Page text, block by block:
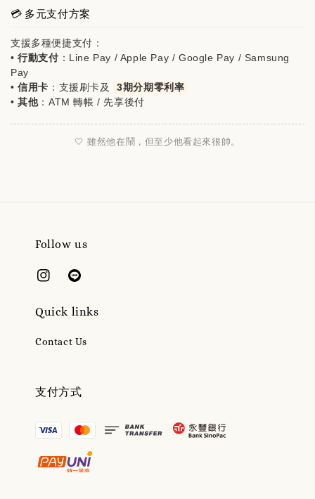
💳 多元支付方案
支援多種便捷支付：
•行動支付 ：Line Pay / Apple Pay / Google Pay / Samsung
Pay
•信用卡 ：支援刷卡及
3期分期零利率
•其他：ATM 轉帳 / 先享後付
🤍 雖然他在鬧，但至少他看起來很帥。
Follow us
Quick links
Contact Us
支付方式